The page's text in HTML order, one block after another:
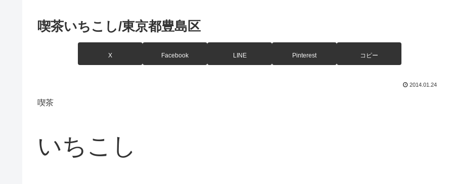
喫茶いちこし/東京都豊島区
X Facebook LINE Pinterest コピー
2014.01.24
喫茶
いちこし